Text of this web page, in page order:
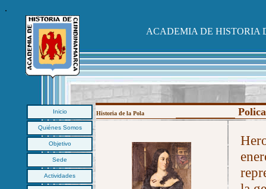
.
ACADEMIA DE HISTORIA
Inicio
Quiénes Somos
Objetivo
Sede
Actividades
Historia de la Pola